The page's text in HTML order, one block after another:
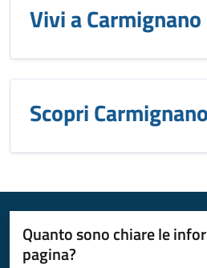
Vivi a Carmignano
Scopri Carmignano
Quanto sono chiare le
pagina?